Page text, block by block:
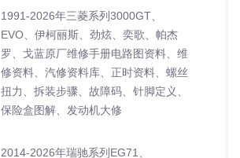
1991-2026年三菱系列3000GT、
EVO、伊柯丽斯、劲炫、奕歌、帕杰
罗、戈蓝原厂维修手册电路图资料、维
修资料、汽修资料库、正时资料、螺丝
扭力、拆装步骤、故障码、针脚定义、
保险盒图解、发动机大修
2014-2026年瑞驰系列EG71、